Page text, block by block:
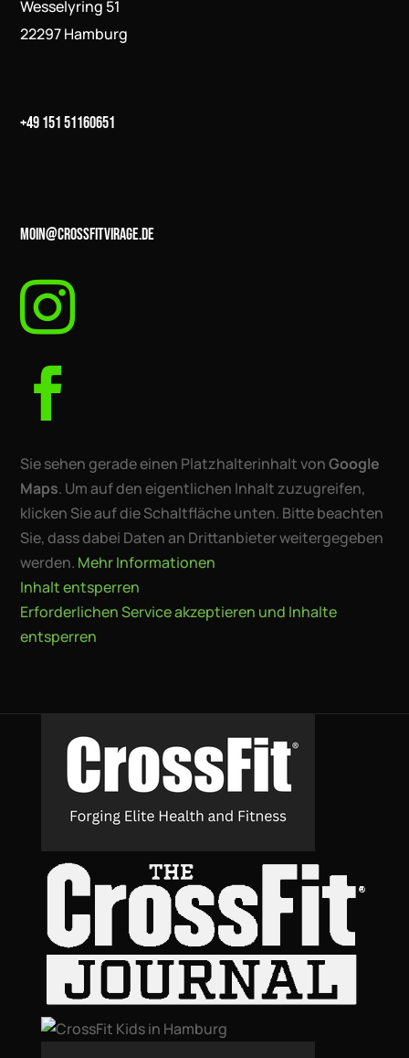
Wesselyring 51
22297 Hamburg
+49 151 51160651
moin@crossfitvirage.de


Sie sehen gerade einen Platzhalterinhalt vonGoogle
Maps. Um auf den eigentlichen Inhalt zuzugreifen,
klicken Sie auf die Schaltfläche unten. Bitte beachten
Sie, dass dabei Daten an Drittanbieter weitergegeben
werden. Mehr Informationen
Inhalt entsperren
Erforderlichen Service akzeptieren und Inhalte
entsperren